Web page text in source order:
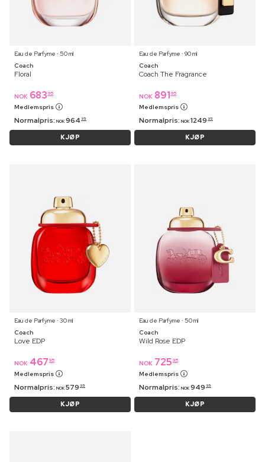
Eau de Parfyme ⋅ 50 ml
Coach
Floral
NOK 683 95
Medlemspris
Normalpris: NOK 964 95
KJØP
Eau de Parfyme ⋅ 90 ml
Coach
Coach The Fragrance
NOK 891 95
Medlemspris
Normalpris: NOK 1249 95
KJØP
Eau de Parfyme ⋅ 30 ml
Coach
Love EDP
NOK 467 95
Medlemspris
Normalpris: NOK 579 95
KJØP
Eau de Parfyme ⋅ 50 ml
Coach
Wild Rose EDP
NOK 725 95
Medlemspris
Normalpris: NOK 949 95
KJØP